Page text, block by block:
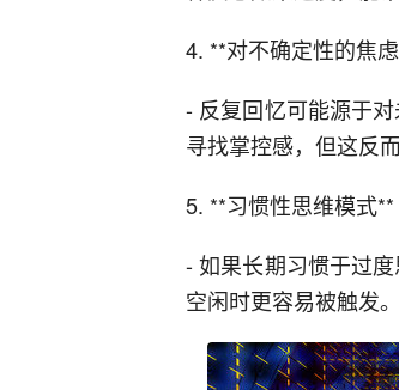
4. **对不确定性的焦
- 反复回忆可能源于
寻找掌控感，但这反
5. **习惯性思维模式**
- 如果长期习惯于过
空闲时更容易被触发。